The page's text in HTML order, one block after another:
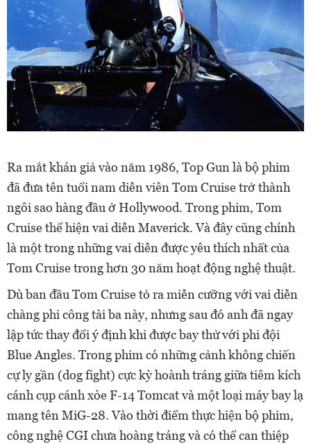
Ra mắt khán giả vào năm 1986, Top Gun là bộ phim
đã đưa tên tuổi nam diễn viên Tom Cruise trở thành
ngôi sao hàng đầu ở Hollywood. Trong phim, Tom
Cruise thể hiện vai diễn Maverick. Và đây cũng chính
là một trong những vai diễn được yêu thích nhất của
Tom Cruise trong hơn 30 năm hoạt động nghệ thuật.
Dù ban đầu Tom Cruise tỏ ra miễn cưỡng với vai diễn
chàng phi công tài ba này, nhưng sau đó anh đã ngay
lập tức thay đổi ý định khi được bay thử với phi đội
Blue Angles. Trong phim có những cảnh không chiến
cự ly gần (dog fight) cực kỳ hoành tráng giữa tiêm kích
cánh cụp cánh xòe F-14 Tomcat và một loại máy bay lạ
mang tên MiG-28. Vào thời điểm thực hiện bộ phim,
công nghệ CGI chưa hoàng tráng và có thể can thiệp